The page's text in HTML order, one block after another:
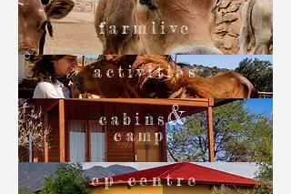
farmlive
activities
cabin s&
camps
ep-centre